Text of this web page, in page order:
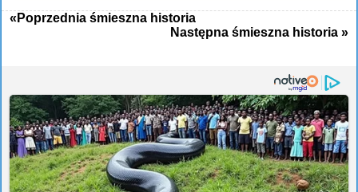
«Poprzednia śmieszna historia
Następna śmieszna historia »